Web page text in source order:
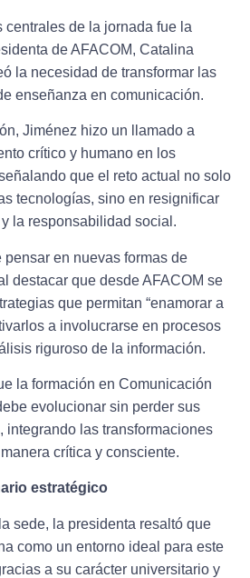
centrales de la jornada fue la
de AFACOM, Catalina
la necesidad de transformar las
enseñanza en comunicación.
Jiménez hizo un llamado a
crítico y humano en los
que el reto actual no solo
tecnologías, sino en resignificar
la responsabilidad social.
pensar en nuevas formas de
destacar que desde AFACOM se
que permitan “enamorar a
a involucrarse en procesos
riguroso de la información.
la formación en Comunicación
evolucionar sin perder sus
integrando las transformaciones
crítica y consciente.
estratégico
sede, la presidenta resaltó que
como un entorno ideal para este
a su carácter universitario y